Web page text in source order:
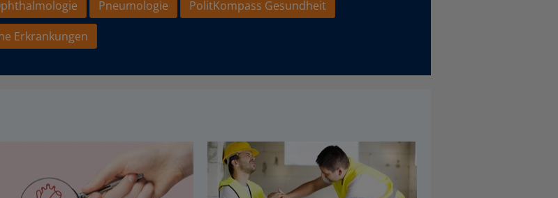
Pneumologie
PolitKompass Gesundheit
Erkrankungen